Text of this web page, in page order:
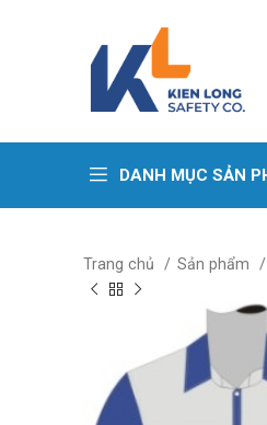
DANH MỤC SẢN
Trang chủ Sản phẩm